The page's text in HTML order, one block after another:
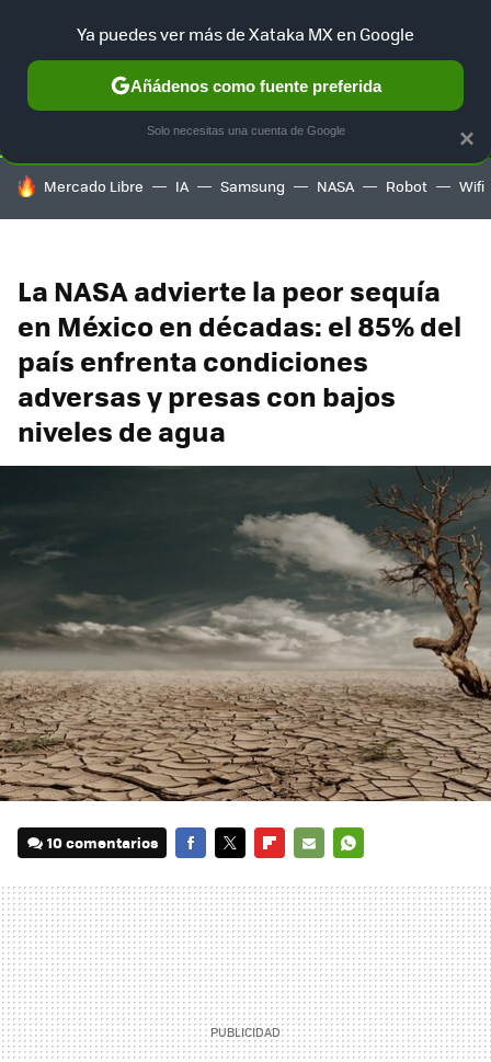
SELECCIÓN GAMING HOME AUTO TERRITORIO
HOY SE HABLA DE
Mercado Libre IA Samsung NASA Robot Wifi
La NASA advierte la peor sequía
en México en décadas: el 85% del
país enfrenta condiciones
adversas y presas con bajos
niveles de agua
10 comentarios
MAIL
×
Ya puedes ver más de Xataka MX en Google
Añádenos como fuente preferida
Solo necesitas una cuenta de Google